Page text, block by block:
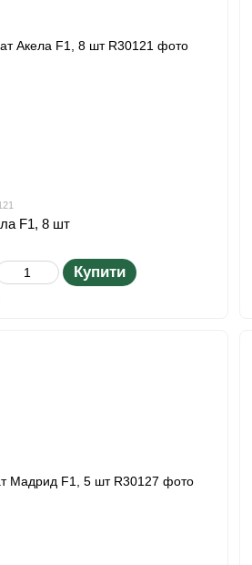
F1, 8 шт
Купити